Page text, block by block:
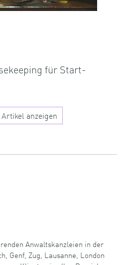
für Start-
anzeigen
Anwaltskanzleien in der
Genf, Zug, Lausanne, London